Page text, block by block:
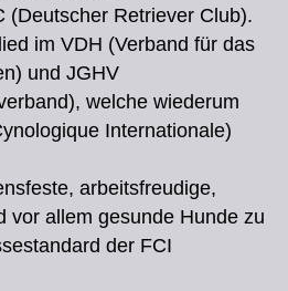
(Deutscher Retriever Club).
im VDH (Verband für das
und JGHV
welche wiederum
Internationale)
arbeitsfreudige,
vor allem gesunde Hunde zu
der FCI